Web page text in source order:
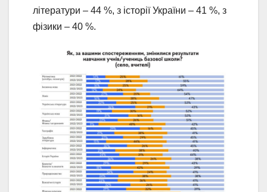
літератури – 44 %, з історії України – 41 %, з
фізики – 40 %.